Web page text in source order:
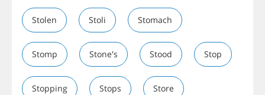
Stolen Stoli Stomach
Stomp Stone's Stood Stop
Stopping Stops Store